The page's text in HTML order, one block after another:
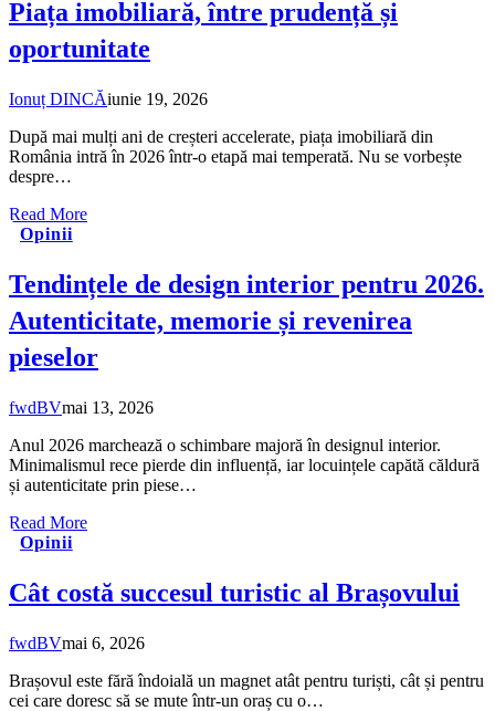
Piața imobiliară, între prudență și
oportunitate
Ionuț DINCĂiunie 19, 2026
După mai mulți ani de creșteri accelerate, piața imobiliară din
România intră în 2026 într-o etapă mai temperată. Nu se vorbește
despre…
Read More
Opinii
Tendințele de design interior pentru 2026.
Autenticitate, memorie și revenirea
pieselor
fwdBVmai 13, 2026
Anul 2026 marchează o schimbare majoră în designul interior.
Minimalismul rece pierde din influență, iar locuințele capătă căldură
și autenticitate prin piese…
Read More
Opinii
Cât costă succesul turistic al Brașovului
fwdBVmai 6, 2026
Brașovul este fără îndoială un magnet atât pentru turiști, cât și pentru
cei care doresc să se mute într-un oraș cu o…